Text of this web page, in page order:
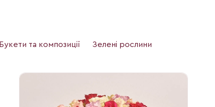
Букети та композиції Зелені рослини